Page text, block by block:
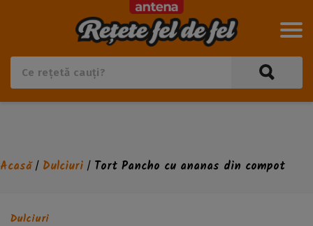
Acasă/ Dulciuri / Tort Pancho cu ananas din compot
Dulciuri